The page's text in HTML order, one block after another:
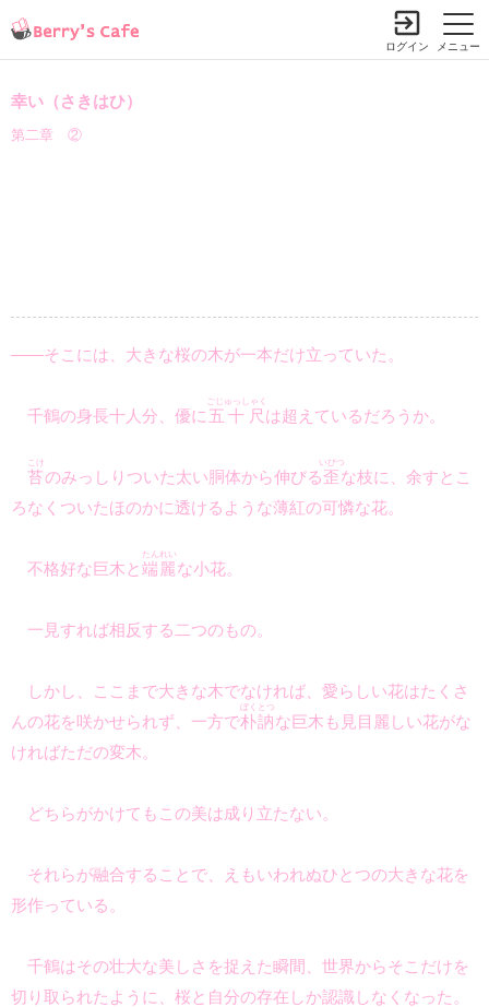
メニュー
ログイン
幸い（さきはひ）
第二章 ②
――そこには、大きな桜の木が一本だけ立っていた。
千鶴の身長十人分、優に 五十尺
ごじゅっしゃく
は超えているだろうか。
苔
こけ
のみっしりついた太い胴体から伸びる歪
いびつ
な枝に、余すとこ
ろなくついたほのかに透けるような薄紅の可憐な花。
不格好な巨木と 端麗
たんれい
な小花。
一見すれば相反する二つのもの。
しかし、ここまで大きな木でなければ、愛らしい花はたくさ
んの花を咲かせられず、一方で朴訥
ぼくとつ
な巨木も見目麗しい花がな
ければただの変木。
どちらがかけてもこの美は成り立たない。
それらが融合することで、えもいわれぬひとつの大きな花を
形作っている。
千鶴はその壮大な美しさを捉えた瞬間、世界からそこだけを
切り取られたように、桜と自分の存在しか認識しなくなった。